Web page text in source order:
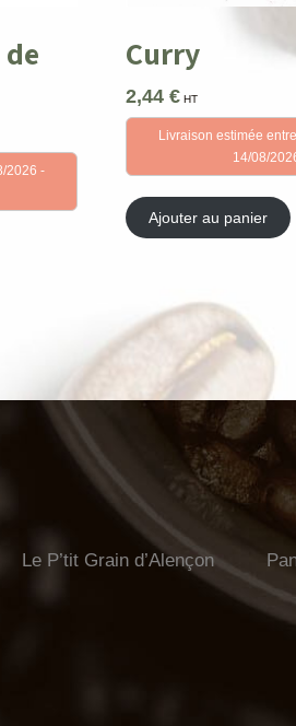
2026 -
Curry
2,44€ HT
Livraison estimée
14/08/
Ajouter au panier
Le P’tit Grain d’Alençon